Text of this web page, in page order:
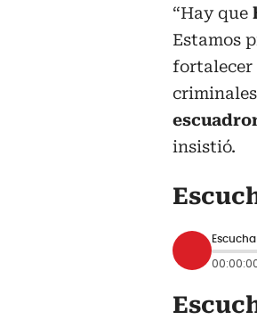
“Hay que
Estamos
fortalecer
insistió.